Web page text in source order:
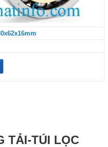
TẢI-TÚI LỌC